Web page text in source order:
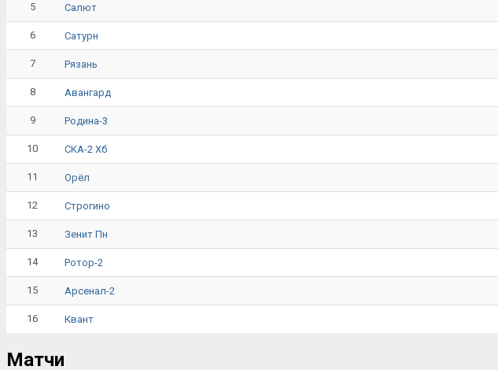
5 Салют
6 Сатурн
7 Рязань
8 Авангард
9 Родина-3
10 СКА-2 Хб
11 Орёл
12 Строгино
13 Зенит Пн
14 Ротор-2
15 Арсенал-2
16 Квант
Матчи